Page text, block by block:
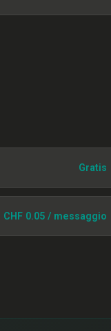
Gratis
CHF 0.05 / messaggio